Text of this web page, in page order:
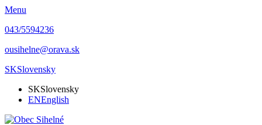
Menu
043/5594236
ousihelne@orava.sk
SKSlovensky
SKSlovensky
ENEnglish